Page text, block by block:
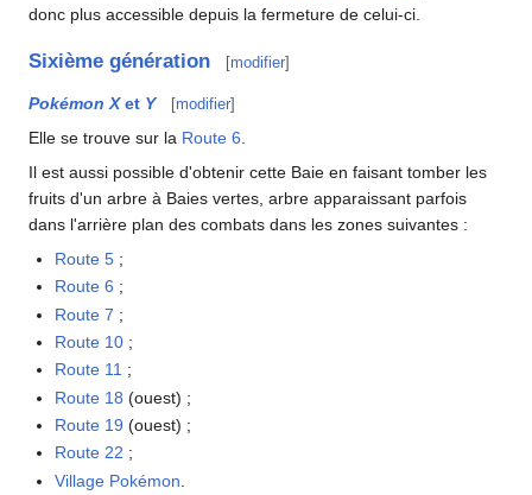
donc plus accessible depuis la fermeture de celui-ci.
Sixième génération [modifier]
Pokémon Xet Y [modifier]
Elle se trouve sur la Route 6
Il est aussi possible d'obtenir cette Baie en faisant tomber les
fruits d'un arbre à Baies vertes, arbre apparaissant parfois
dans l'arrière plan des combats dans les zones suivantes :
Route 5 ;
Route 6 ;
Route 7 ;
Route 10 ;
Route 11 ;
Route 18 (ouest) ;
Route 19 (ouest) ;
Route 22 ;
Village Pokémon